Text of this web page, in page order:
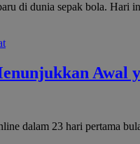
di dunia sepak bola.
Awal
dalam 23 hari pertama